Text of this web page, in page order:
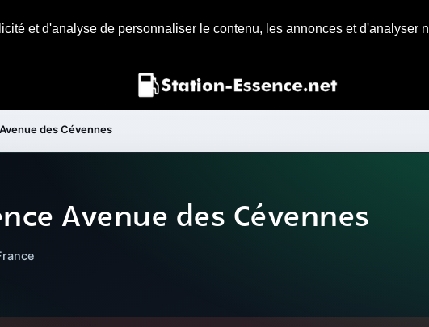
et d'analyse de personnaliser le contenu, les annonces et d'analyser
Avenue des Cévennes
Avenue des Cévennes